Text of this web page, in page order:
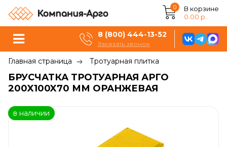
0
В корзине
0.00 р.
8 (800) 444-13-52
Заказать звонок
Главная страница Тротуарная плитка
БРУСЧАТКА ТРОТУАРНАЯ АРГО
200X100X70 ММ ОРАНЖЕВАЯ
в наличии